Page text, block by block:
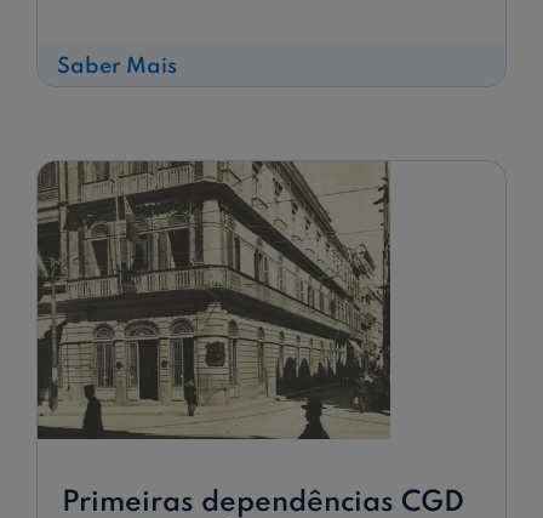
Saber Mais
Anglo
Primeiras dependências CGD